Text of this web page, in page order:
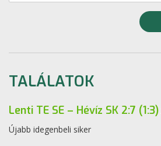
TALÁLATOK
Lenti TE SE – Hévíz SK 2:7 (1:3)
Újabb idegenbeli siker